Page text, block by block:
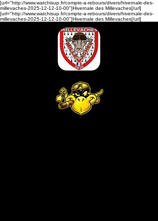
[url="http://www.watchisup.fr/compte-a-rebours/divers/hivernale-des-
millevaches-2025-12-12-10-00"]Hivernale des Millevaches[/url]
[url="http://www.watchisup.fr/compte-a-rebours/divers/hivernale-des-
millevaches-2025-12-12-10-00"]Hivernale des Millevaches[/url]